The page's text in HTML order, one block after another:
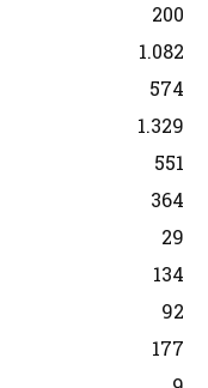
200
1.082
574
1.329
551
364
29
134
92
177